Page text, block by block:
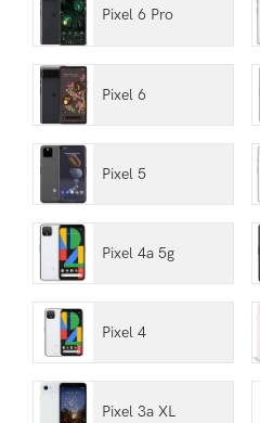
Pixel 6 Pro
Pixel 6
Pixel 5
Pixel 4a 5g
Pixel 4
Pixel 3a XL